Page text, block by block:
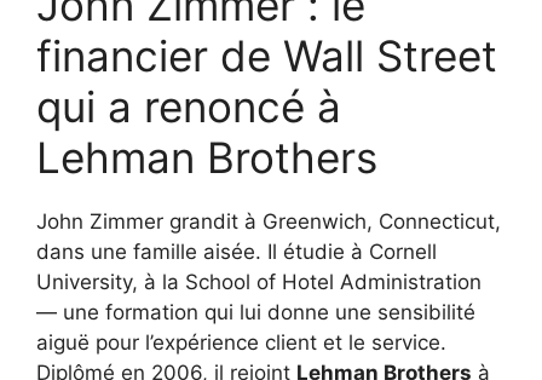
financier de Wall Street
qui a renoncé à
Lehman Brothers
John Zimmer grandit à Greenwich, Connecticut,
dans une famille aisée. Il étudie à Cornell
University, à la School of Hotel Administration
— une formation qui lui donne une sensibilité
aiguë pour l’expérience client et le service.
Diplômé en 2006, il rejoint Lehman Brothers à